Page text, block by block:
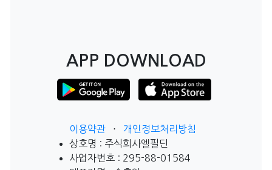
APP DOWNLOAD
이용약관 ⋅
개인정보처리방침
상호명 : 주식회사엘필딘
사업자번호 : 295-88-01584